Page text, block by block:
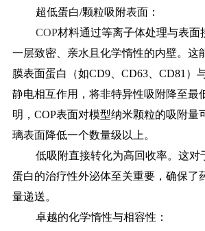
超低蛋白/颗粒吸附表面：
COP材料通过等离子体处理与表面
一层致密、亲水且化学惰性的内壁。这
膜表面蛋白（如CD9、CD63、CD81）
静电相互作用，将非特异性吸附降至最
明，COP表面对模型纳米颗粒的吸附量
璃表面降低一个数量级以上。
低吸附直接转化为高回收率。这对
蛋白的治疗性外泌体至关重要，确保了
量递送。
卓越的化学惰性与相容性：